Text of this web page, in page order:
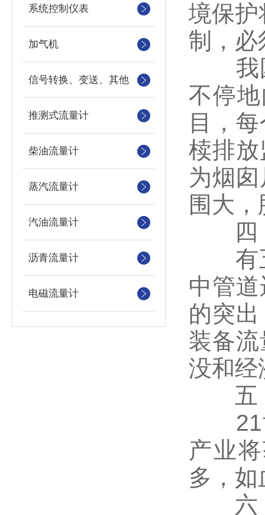
系统控制仪表
加气机
信号转换、变送、其他
推测式流量计
柴油流量计
蒸汽流量计
汽油流量计
沥青流量计
电磁流量计
境保护
制，必
我国
不停
目，
椟排
为烟
围大
四，
有五
中管
的突
装备
没和经
五，
21世
产业
多，
六，